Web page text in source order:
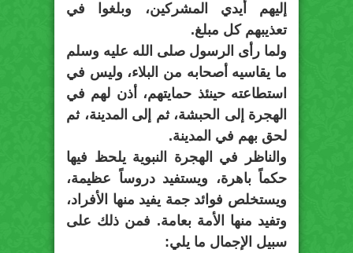
إليهم أيدي المشركين، وبلغوا في
تعذيبهم كل مبلغ.
ولما رأى الرسول صلى الله عليه وسلم
ما يقاسيه أصحابه من البلاء، وليس في
استطاعته حينئذ حمايتهم، أذن لهم في
الهجرة إلى الحبشة، ثم إلى المدينة، ثم
لحق بهم في المدينة.
والناظر في الهجرة النبوية يلحظ فيها
حكماً باهرة، ويستفيد دروساً عظيمة،
ويستخلص فوائد جمة يفيد منها الأفراد،
وتفيد منها الأمة بعامة. فمن ذلك على
سبيل الإجمال ما يلي: